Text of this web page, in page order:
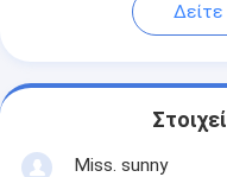
Miss. sunny